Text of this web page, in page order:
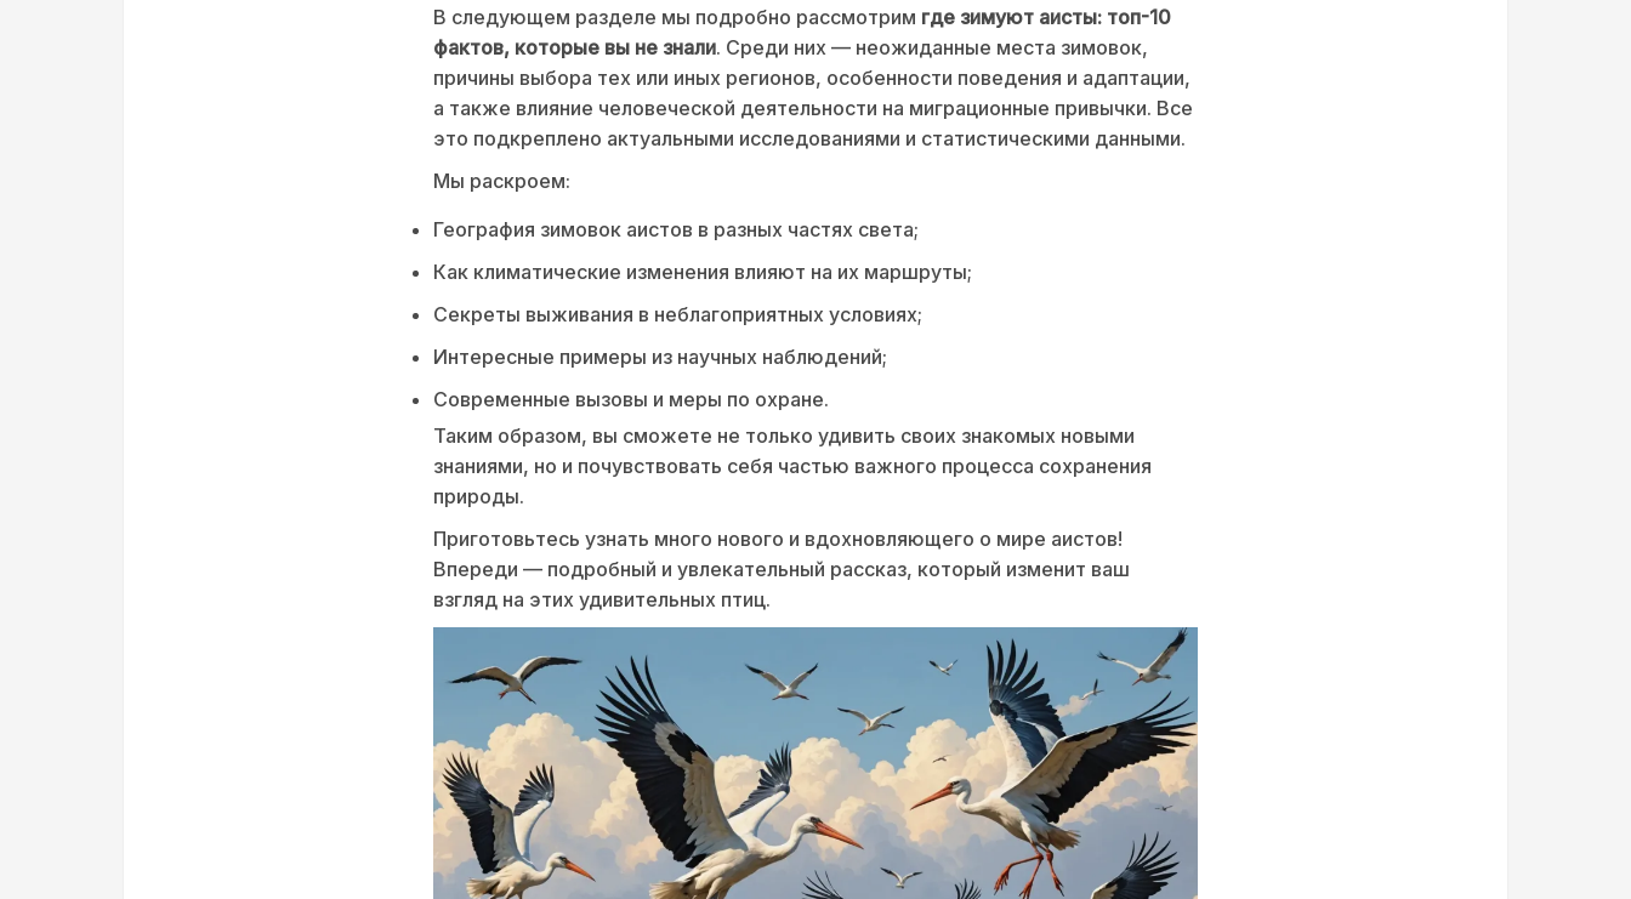
В следующем разделе мы подробно рассмотрим где зимуют аисты: топ-10
фактов, которые вы не знали. Среди них — неожиданные места зимовок,
причины выбора тех или иных регионов, особенности поведения и адаптации,
а также влияние человеческой деятельности на миграционные привычки. Все
это подкреплено актуальными исследованиями и статистическими данными.
Мы раскроем:
География зимовок аистов в разных частях света;
Как климатические изменения влияют на их маршруты;
Секреты выживания в неблагоприятных условиях;
Интересные примеры из научных наблюдений;
Современные вызовы и меры по охране.
Таким образом, вы сможете не только удивить своих знакомых новыми
знаниями, но и почувствовать себя частью важного процесса сохранения
природы.
Приготовьтесь узнать много нового и вдохновляющего о мире аистов!
Впереди — подробный и увлекательный рассказ, который изменит ваш
взгляд на этих удивительных птиц.